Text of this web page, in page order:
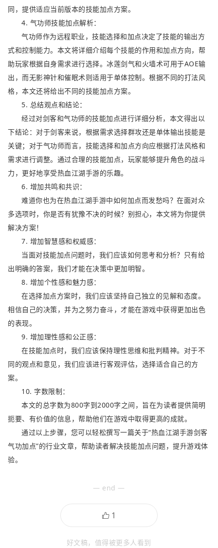
同，提供适应当前版本的技能加点方案。
4. 气功师技能加点解析：
气功师作为远程职业，技能选择和加点决定了技能的输出方
式和控制能力。本文将详细介绍每个技能的作用和加点方向，帮
助玩家根据自身需求进行选择。冰莲剑气和火墙术可用于AOE输
出，而无影神针和催眠术则适用于单体控制。根据不同的打法风
格，本文还将给出不同的技能加点方案。
5. 总结观点和结论：
经过对剑客和气功师的技能加点进行详细分析，本文得出以
下结论：对于剑客来说，根据需求选择群攻还是单体输出技能是
关键；对于气功师而言，技能选择和加点方向应根据打法风格和
需求进行调整。通过合理的技能加点，玩家能够提升角色的战斗
力，更好地享受热血江湖手游的乐趣。
6. 增加共鸣和共识：
难道你也为在热血江湖手游中如何加点而发愁吗？在面对众
多选项时，你是否有犹豫不决的时候？别担心，本文将为你提供
解决方案！
7. 增加智慧感和权威感：
当面对技能加点问题时，我们应该如何思考和分析？只有给
出明确的答案，我们才能在决策中更加明智。
8. 增加个性感和魅力感：
在选择加点方案时，我们应该坚持自己独立的见解和态度。
相信自己的决策，并为之努力奋斗，才能在游戏中获得更加出色
的表现。
9. 增加理性感和公正感：
在技能加点时，我们应该保持理性思维和批判精神。对于不
同的观点和意见，我们应该进行客观评估，选择适合自己的方
案。
10. 字数限制：
本文的总字数为800字到2000字之间，旨在为读者提供简明
扼要、有价值的信息，帮助他们在游戏中取得更高的成就。
通过以上步骤，您可以轻松撰写一篇关于“热血江湖手游剑客
气功加点”的行业文章，帮助读者解决技能加点问题，提升游戏体
验。
— end —
好文稿，值得被更多人看到